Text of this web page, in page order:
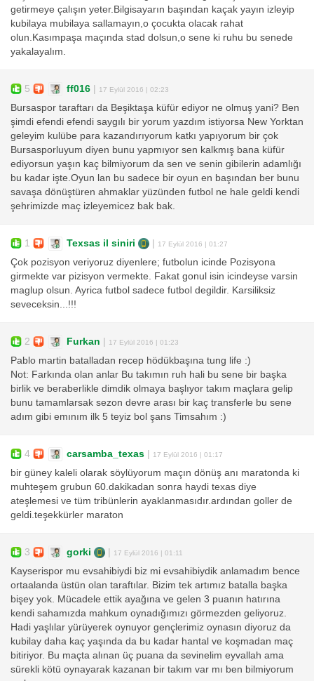
getirmeye çalışın yeter.Bilgisayarın başından kaçak yayın izleyip
kubilaya mubilaya sallamayın,o çocukta olacak rahat
olun.Kasımpaşa maçında stad dolsun,o sene ki ruhu bu senede
yakalayalım.
5 ff016 | 17 Eylül 2016 | 02:23
Bursaspor taraftarı da Beşiktaşa küfür ediyor ne olmuş yani? Ben
şimdi efendi efendi saygılı bir yorum yazdım istiyorsa New Yorktan
geleyim kulübe para kazandırıyorum katkı yapıyorum bir çok
Bursasporluyum diyen bunu yapmıyor sen kalkmış bana küfür
ediyorsun yaşın kaç bilmiyorum da sen ve senin gibilerin adamlığı
bu kadar işte.Oyun lan bu sadece bir oyun en başından ber bunu
savaşa dönüştüren ahmaklar yüzünden futbol ne hale geldi kendi
şehrimizde maç izleyemicez bak bak.
1 Texsas il siniri | 17 Eylül 2016 | 01:27
Çok pozisyon veriyoruz diyenlere; futbolun icinde Pozisyona
girmekte var pizisyon vermekte. Fakat gonul isin icindeyse varsin
maglup olsun. Ayrica futbol sadece futbol degildir. Karsiliksiz
seveceksin...!!!
2 Furkan | 17 Eylül 2016 | 01:23
Pablo martin batalladan recep hödükbaşına tung life :)
Not: Farkında olan anlar Bu takımın ruh hali bu sene bir başka
birlik ve beraberlikle dimdik olmaya başlıyor takım maçlara gelip
bunu tamamlarsak sezon devre arası bir kaç transferle bu sene
adım gibi emınım ilk 5 teyiz bol şans Timsahım :)
4 carsamba_texas | 17 Eylül 2016 | 01:17
bir güney kaleli olarak söylüyorum maçın dönüş anı maratonda ki
muhteşem grubun 60.dakikadan sonra haydi texas diye
ateşlemesi ve tüm tribünlerin ayaklanmasıdır.ardından goller de
geldi.teşekkürler maraton
3 gorki | 17 Eylül 2016 | 01:11
Kayserispor mu evsahibiydi biz mi evsahibiydik anlamadım bence
ortaalanda üstün olan taraftılar. Bizim tek artımız batalla başka
bişey yok. Mücadele ettik ayağına ve gelen 3 puanın hatırına
kendi sahamızda mahkum oynadığımızı görmezden geliyoruz.
Hadi yaşlılar yürüyerek oynuyor gençlerimiz oynasın diyoruz da
kubilay daha kaç yaşında da bu kadar hantal ve koşmadan maç
bitiriyor. Bu maçta alınan üç puana da sevinelim eyvallah ama
sürekli kötü oynayarak kazanan bir takım var mı ben bilmiyorum